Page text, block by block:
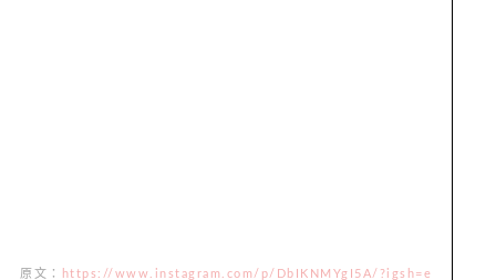
原文：
https://www.instagram.com/p/DbIKNMYgI5A/?igsh=e